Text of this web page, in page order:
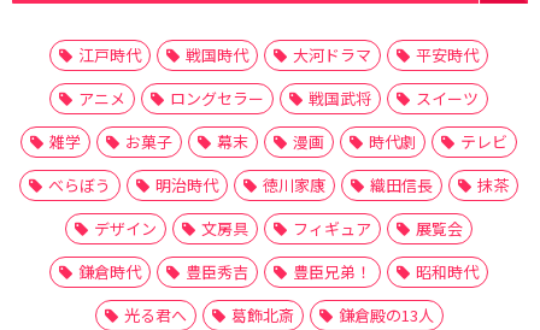
江戸時代 戦国時代 大河ドラマ
平安時代
アニメ
ロングセラー 戦国武将
スイーツ
雑学
お菓子 幕末 漫画 時代劇
テレビ
べらぼう
明治時代 徳川家康 織田信長
抹茶
デザイン
文房具 フィギュア
展覧会
鎌倉時代
豊臣秀吉 豊臣兄弟！
昭和時代
光る君へ
葛飾北斎 鎌倉殿の13人